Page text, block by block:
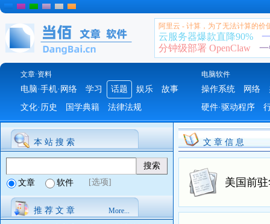
阿里云 - 计算，为了无法计算的价
云服务器爆款直降90%
分钟级部署 OpenClaw
文章·资料 电脑软件
电脑·手机·网络 学习 话题 娱乐
故事
文化·历史
国学典籍 法律法规
操作系统 网络
硬件·驱动程序
本 站 搜 索
文章 软件 [选项]
推 荐 文 章 More...
文 章 信 息
美国前